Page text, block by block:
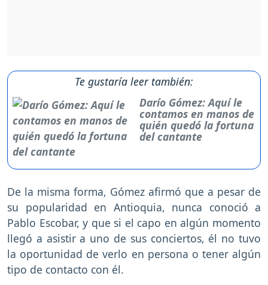
Te gustaría leer también:
Darío Gómez: Aquí le
contamos en manos de
quién quedó la fortuna
del cantante
De la misma forma, Gómez afirmó que a pesar de
su popularidad en Antioquia, nunca conoció a
Pablo Escobar, y que si el capo en algún momento
llegó a asistir a uno de sus conciertos, él no tuvo
la oportunidad de verlo en persona o tener algún
tipo de contacto con él.